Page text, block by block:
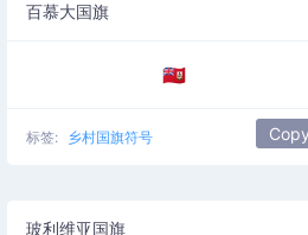
百慕大国旗
🇧🇲
标签: 乡村国旗符号
玻利维亚国旗